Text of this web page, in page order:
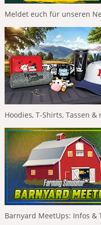
Meldet euch für unseren
Hoodies, T-Shirts, Tassen
Barnyard MeetUps: Infos &